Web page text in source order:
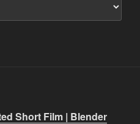
Short Film | Blender